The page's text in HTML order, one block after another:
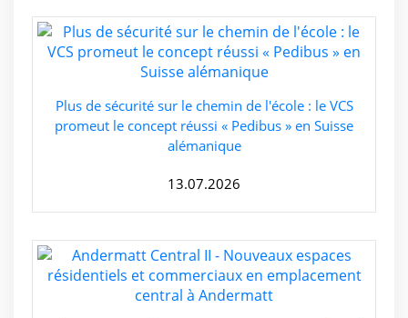
Plus de sécurité sur le chemin de l'école : le VCS
promeut le concept réussi « Pedibus » en Suisse
alémanique
13.07.2026